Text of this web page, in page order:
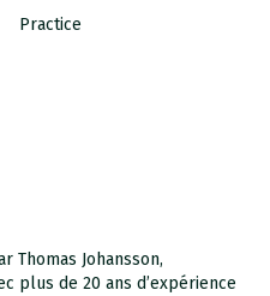
Practice
Thomas Johansson,
plus de 20 ans d’expérience